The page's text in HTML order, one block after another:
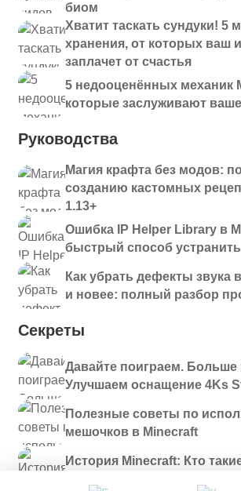
биом
Хватит таскать сундуки! 5
хранения, от которых ваш
заплачет от счастья
5 недооценённых механик
которые заслуживают
Руководства
Магия крафта без модов:
созданию кастомных
1.13+
Ошибка IP Helper Library в
быстрый способ
Как убрать дефекты звука
и новее: полный разбор
Секреты
Давайте поиграем. Больше
Улучшаем оснащение 4Ks
Полезные советы по
мешочков в Minecraft
История Minecraft: Кто